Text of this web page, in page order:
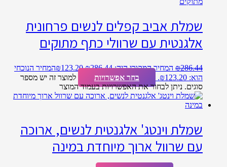
שמלת אביב קפלים לנשים פרחונית
אלגנטית עם שרוולי כתף מתוקים
₪286.44 המחיר המקורי היה: ₪286.44. ₪123.20
המחיר הנוכחי
הוא: ₪123.20.
בחר אפשרויות
למוצר זה יש מספר
סוגים. ניתן לבחור את האפשרויות בעמוד המוצר
שמלת וינטג' אלגנטית לנשים, ארוכה
עם שרוול ארוך מיוחדת במינה